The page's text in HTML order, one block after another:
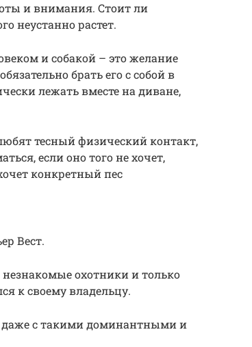
и внимания. Стоит ли
неустанно растет.
и собакой – это желание
брать его с собой в
лежать вместе на диване,
тесный физический контакт,
если оно того не хочет,
конкретный пес
Вест.
незнакомые охотники и только
к своему владельцу.
даже с такими доминантными и